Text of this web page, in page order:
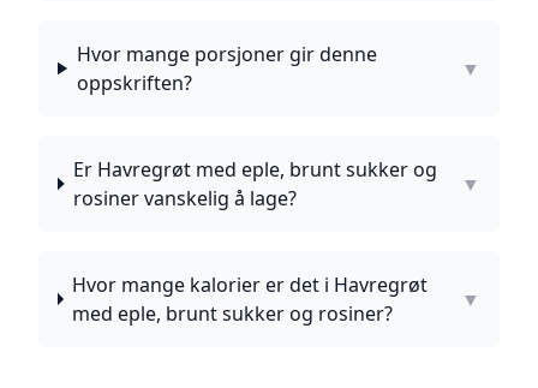
Hvor mange porsjoner gir denne
oppskriften?
▼
Er Havregrøt med eple, brunt sukker og
rosiner vanskelig å lage?
▼
Hvor mange kalorier er det i Havregrøt
med eple, brunt sukker og rosiner?
▼